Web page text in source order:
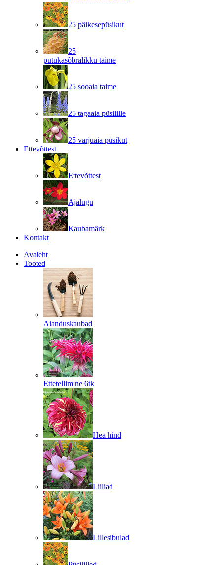
25 päikesepüsikut
25
putukasõbralikku taime
25 sooaia taime
25 tagaaia püsilille
25 varjuaia püsikut
Ettevõttest
Ettevõttest
Ajalugu
Kaubamärk
Kontakt
Avaleht
Tooted
Aianduskaubad
Ettetellimine 6tk
Hea hind
Liiliad
Lillesibulad